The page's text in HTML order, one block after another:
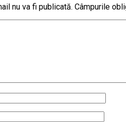
nu va fi publicată. Câmpurile